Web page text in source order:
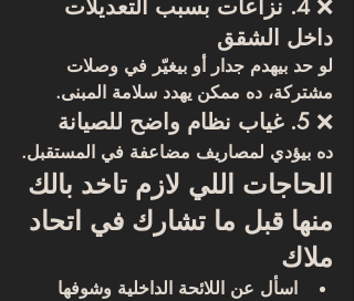
❌ 4. نزاعات بسبب التعديلات
داخل الشقق
لو حد بيهدم جدار أو بيغيّر في وصلات
مشتركة، ده ممكن يهدد سلامة المبنى.
❌ 5. غياب نظام واضح للصيانة
ده بيؤدي لمصاريف مضاعفة في المستقبل.
الحاجات اللي لازم تاخد بالك
منها قبل ما تشارك في اتحاد
ملاك
اسأل عن اللائحة الداخلية وشوفها